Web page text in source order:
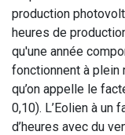
production
heures de
qu'une année
fonctionnent à plein
qu’on appelle le
0,10). L’Eolien à un
d’heures avec du